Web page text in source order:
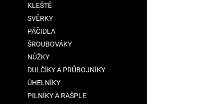
KLEŠTĚ
SVĚRKY
PÁČIDLA
ŠROUBOVÁKY
NŮŽKY
DULČÍKY A PRŮBOJNÍKY
ÚHELNÍKY
PILNÍKY A RAŠPLE